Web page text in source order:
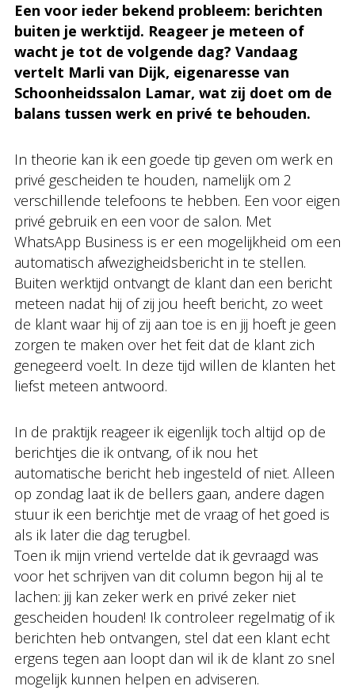
Een voor ieder bekend probleem: berichten
buiten je werktijd. Reageer je meteen of
wacht je tot de volgende dag? Vandaag
vertelt Marli van Dijk, eigenaresse van
Schoonheidssalon Lamar, wat zij doet om de
balans tussen werk en privé te behouden.
In theorie kan ik een goede tip geven om werk en
privé gescheiden te houden, namelijk om 2
verschillende telefoons te hebben. Een voor eigen
privé gebruik en een voor de salon. Met
WhatsApp Business is er een mogelijkheid om een
automatisch afwezigheidsbericht in te stellen.
Buiten werktijd ontvangt de klant dan een bericht
meteen nadat hij of zij jou heeft bericht, zo weet
de klant waar hij of zij aan toe is en jij hoeft je geen
zorgen te maken over het feit dat de klant zich
genegeerd voelt. In deze tijd willen de klanten het
liefst meteen antwoord.
In de praktijk reageer ik eigenlijk toch altijd op de
berichtjes die ik ontvang, of ik nou het
automatische bericht heb ingesteld of niet. Alleen
op zondag laat ik de bellers gaan, andere dagen
stuur ik een berichtje met de vraag of het goed is
als ik later die dag terugbel.
Toen ik mijn vriend vertelde dat ik gevraagd was
voor het schrijven van dit column begon hij al te
lachen: jij kan zeker werk en privé zeker niet
gescheiden houden! Ik controleer regelmatig of ik
berichten heb ontvangen, stel dat een klant echt
ergens tegen aan loopt dan wil ik de klant zo snel
mogelijk kunnen helpen en adviseren.